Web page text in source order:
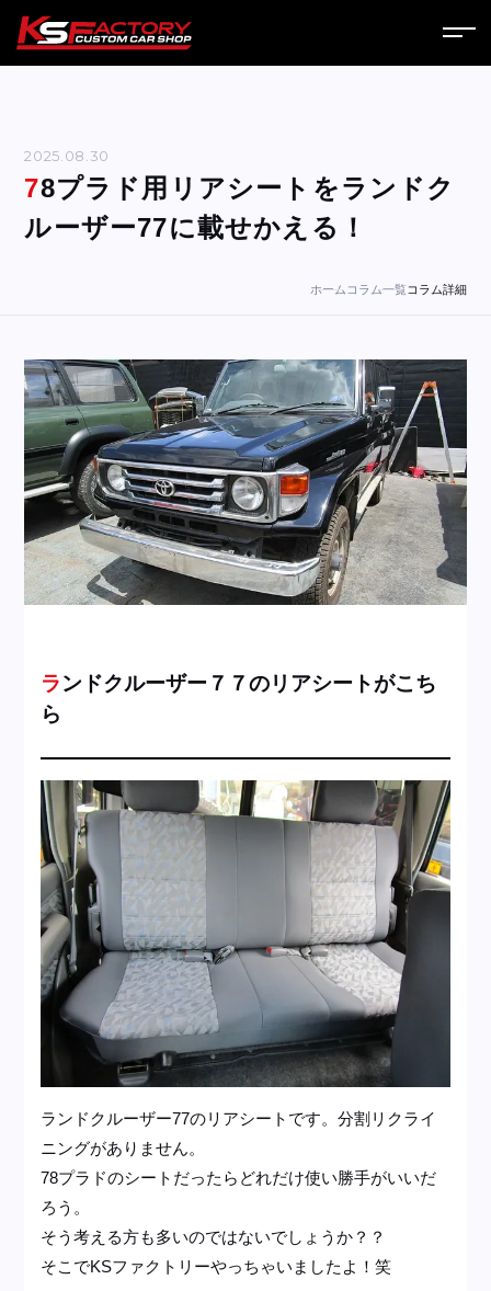
サービス
営業日
お問い合わせ
採用情報
店舗問い合わせ
2025.08.30
78プラド用リアシートをランドク
ルーザー77に載せかえる！
ホーム コラム一覧コラム詳細
ランドクルーザー７７のリアシートがこち
ら
ランドクルーザー77のリアシートです。分割リクライ
ニングがありません。
78プラドのシートだったらどれだけ使い勝手がいいだ
ろう。
そう考える方も多いのではないでしょうか？？
そこでKSファクトリーやっちゃいましたよ！笑